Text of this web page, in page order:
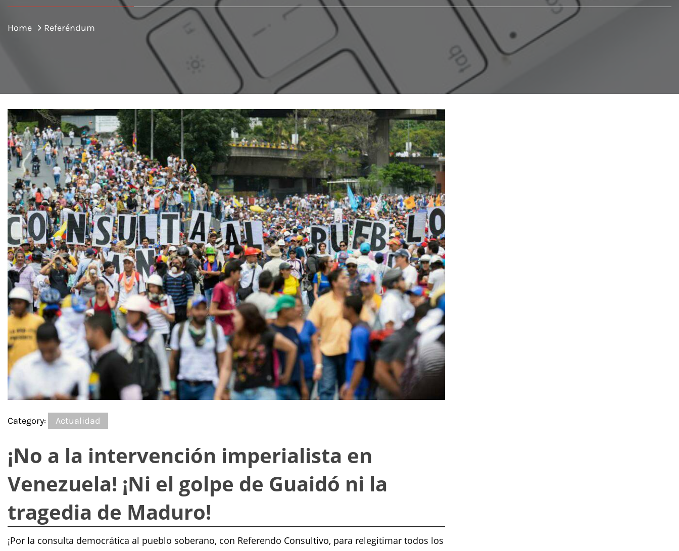
Home Referéndum
Category: Actualidad
¡No a la intervención imperialista en
Venezuela! ¡Ni el golpe de Guaidó ni la
tragedia de Maduro!
¡Por la consulta democrática al pueblo soberano, con Referendo Consultivo, para relegitimar todos los